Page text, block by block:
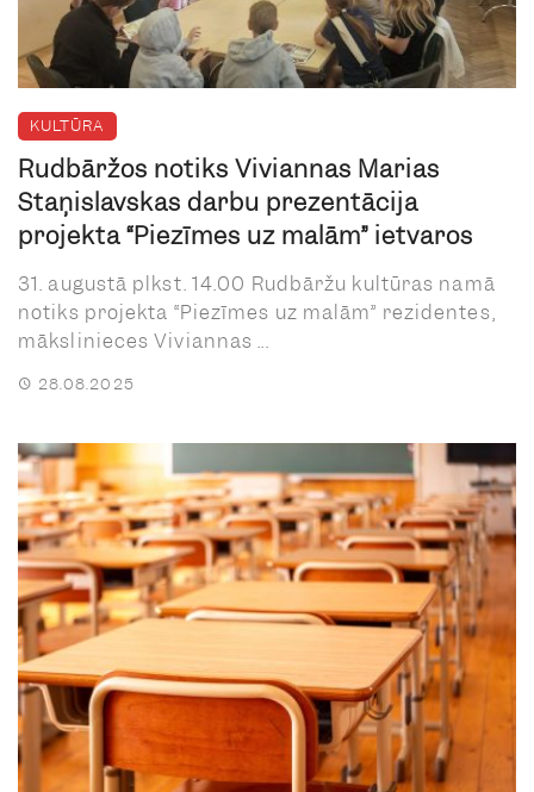
KULTŪRA
Rudbāržos notiks Viviannas Marias
Staņislavskas darbu prezentācija
projekta “Piezīmes uz malām” ietvaros
31. augustā plkst. 14.00 Rudbāržu kultūras namā
notiks projekta “Piezīmes uz malām” rezidentes,
mākslinieces Viviannas ...
28.08.2025